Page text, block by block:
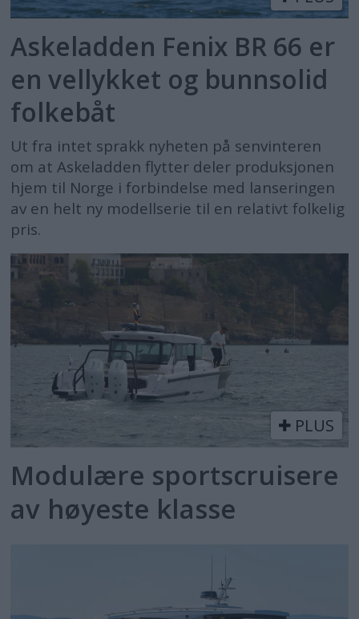
Askeladden Fenix BR 66 er
en vellykket og bunnsolid
folkebåt
Ut fra intet sprakk nyheten på senvinteren
om at Askeladden flytter deler produksjonen
hjem til Norge i forbindelse med lanseringen
av en helt ny modellserie til en relativt folkelig
pris.
PLUS
Modulære sportscruisere
av høyeste klasse